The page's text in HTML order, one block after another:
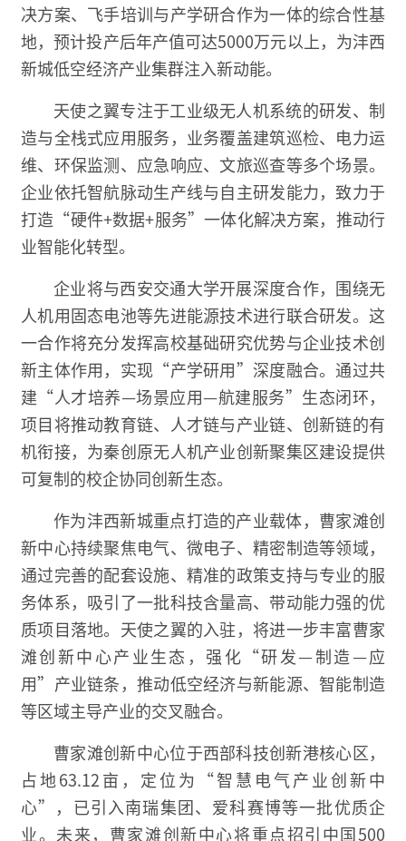
决方案、飞手培训与产学研合作为一体的综合性基
地，预计投产后年产值可达5000万元以上，为沣西
新城低空经济产业集群注入新动能。
天使之翼专注于工业级无人机系统的研发、制
造与全栈式应用服务，业务覆盖建筑巡检、电力运
维、环保监测、应急响应、文旅巡查等多个场景。
企业依托智航脉动生产线与自主研发能力，致力于
打造“硬件+数据+服务”一体化解决方案，推动行
业智能化转型。
企业将与西安交通大学开展深度合作，围绕无
人机用固态电池等先进能源技术进行联合研发。这
一合作将充分发挥高校基础研究优势与企业技术创
新主体作用，实现“产学研用”深度融合。通过共
建“人才培养—场景应用—航建服务”生态闭环，
项目将推动教育链、人才链与产业链、创新链的有
机衔接，为秦创原无人机产业创新聚集区建设提供
可复制的校企协同创新生态。
作为沣西新城重点打造的产业载体，曹家滩创
新中心持续聚焦电气、微电子、精密制造等领域，
通过完善的配套设施、精准的政策支持与专业的服
务体系，吸引了一批科技含量高、带动能力强的优
质项目落地。天使之翼的入驻，将进一步丰富曹家
滩创新中心产业生态，强化“研发—制造—应
用”产业链条，推动低空经济与新能源、智能制造
等区域主导产业的交叉融合。
曹家滩创新中心位于西部科技创新港核心区，
占地63.12亩，定位为“智慧电气产业创新中
心”，已引入南瑞集团、爱科赛博等一批优质企
业。未来，曹家滩创新中心将重点招引中国500